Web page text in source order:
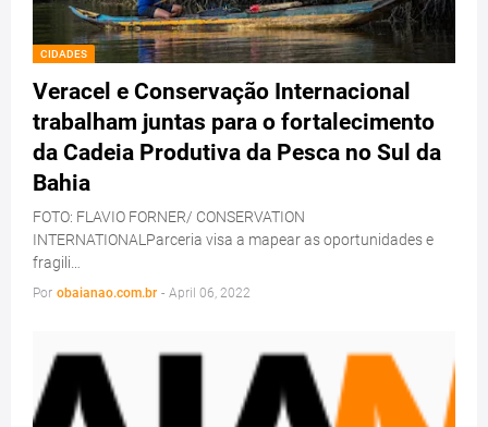
CIDADES
Veracel e Conservação Internacional
trabalham juntas para o fortalecimento
da Cadeia Produtiva da Pesca no Sul da
Bahia
FOTO: FLAVIO FORNER/ CONSERVATION
INTERNATIONALParceria visa a mapear as oportunidades e
fragili…
Por obaianao.com.br - April 06, 2022